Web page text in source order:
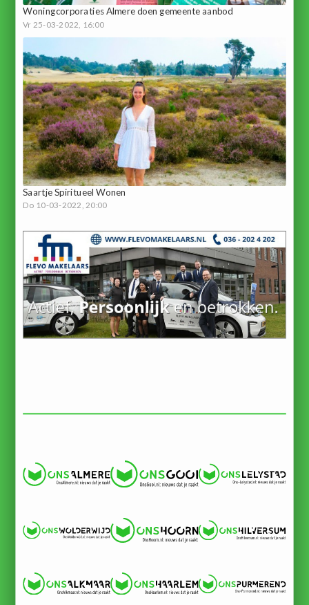
Woningcorporaties Almere doen gemeente aanbod
Vr 25-03-2022, 16:00
Saartje Spiritueel Wonen
Do 10-03-2022, 20:00